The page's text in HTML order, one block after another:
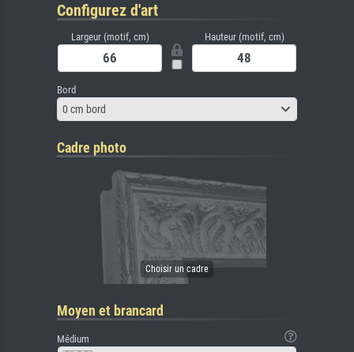
Configurez d'art
Largeur (motif, cm) Hauteur (motif, cm)
Bord
0 cm bord
Cadre photo
Moyen et brancard
Médium